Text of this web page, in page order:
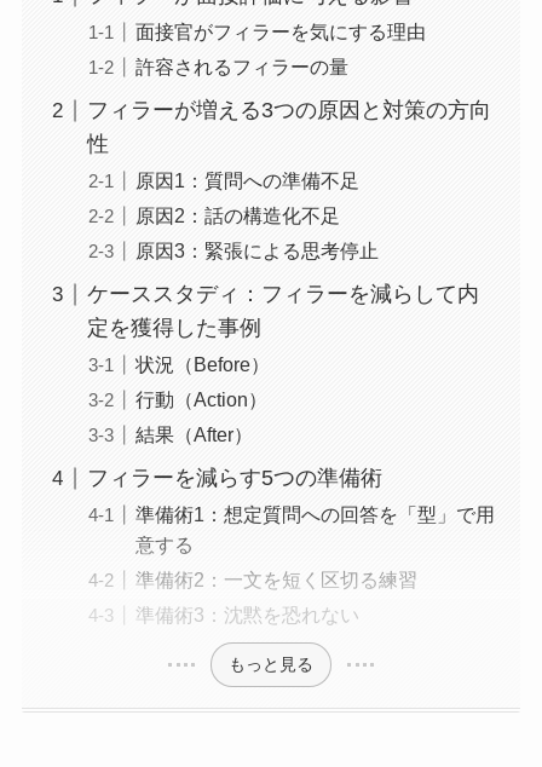
面接官がフィラーを気にする理由
許容されるフィラーの量
フィラーが増える3つの原因と対策の方向
性
原因1：質問への準備不足
原因2：話の構造化不足
原因3：緊張による思考停止
ケーススタディ：フィラーを減らして内
定を獲得した事例
状況（Before）
行動（Action）
結果（After）
フィラーを減らす5つの準備術
準備術1：想定質問への回答を「型」で用
意する
準備術2：一文を短く区切る練習
準備術3：沈黙を恐れない
もっと見る